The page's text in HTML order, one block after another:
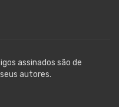
assinados são de
autores.